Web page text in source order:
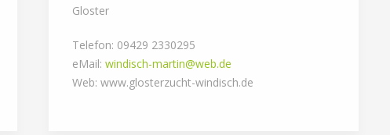
Gloster
Telefon: 09429 2330295
eMail:windisch-martin@web.de
Web: www.glosterzucht-windisch.de